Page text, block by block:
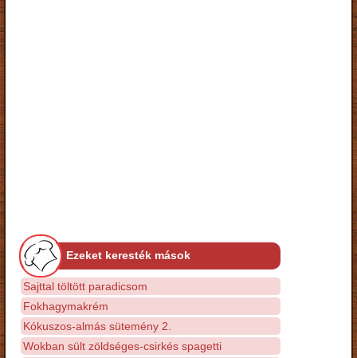
Ezeket keresték mások
Sajttal töltött paradicsom
Fokhagymakrém
Kókuszos-almás sütemény 2.
Wokban sült zöldséges-csirkés spagetti